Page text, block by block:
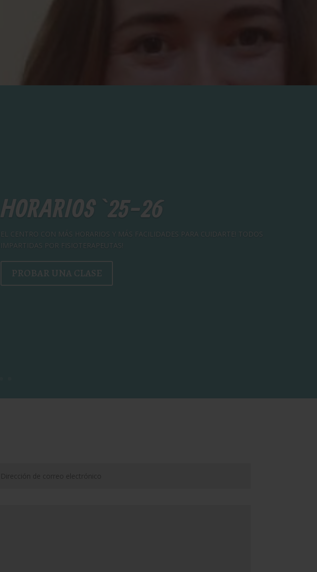
HORARIOS `25-26
EL CENTRO CON MÁS HORARIOS Y MÁS FACILIDADES PARA CUIDARTE! TODOS
IMPARTIDAS POR FISIOTERAPEUTAS!
PROBAR UNA CLASE